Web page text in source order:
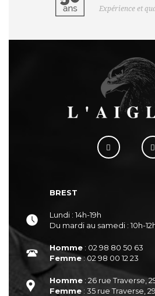
Expérience et
BREST
Lundi : 14h-19h
Du mardi au samedi : 10h-
Homme : 02 98 80 50 63
Femme: 02 98 00 12 23
Homme : 26 rue Traverse,
Femme : 35 rue Traverse,